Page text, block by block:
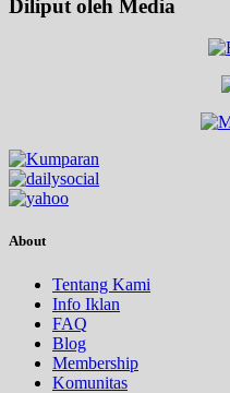
Diliput oleh Media
About
Tentang Kami
Info Iklan
FAQ
Blog
Membership
Komunitas